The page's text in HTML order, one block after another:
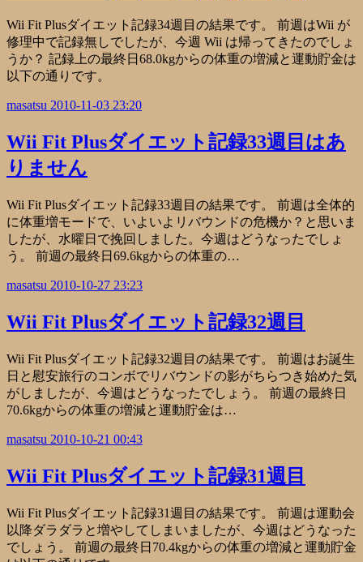
Wii Fit Plusダイエット記録34週目の結果です。 前週はWii が
修理中で記録無しでしたが、今週 Wii は帰ってきたのでしょ
うか？ 記録上の最終日68.0kgからの体重の増減と運動貯金は
以下の通りです。
masatsu 2010-11-03 23:20
Wii Fit Plusダイエット記録33週目はあ
りません
Wii Fit Plusダイエット記録33週目の結果です。 前週は全体的
に体重増モードで、いよいよリバウンドの危機か？と思いま
したが、水曜日で挽回しました。今週はどうなったでしょ
う。 前週の最終日69.6kgからの体重の…
masatsu 2010-10-27 23:23
Wii Fit Plusダイエット記録32週目
Wii Fit Plusダイエット記録32週目の結果です。 前週はお誕生
日と慰安旅行のコンボでリバウンドの影がちらつき始めた気
がしましたが、今週はどうなったでしょう。 前週の最終日
70.6kgからの体重の増減と運動貯金は…
masatsu 2010-10-21 00:43
Wii Fit Plusダイエット記録31週目
Wii Fit Plusダイエット記録31週目の結果です。 前週は運動会
以降ダラダラと増やしてしまいましたが、今週はどうなった
でしょう。 前週の最終日70.4kgからの体重の増減と運動貯金